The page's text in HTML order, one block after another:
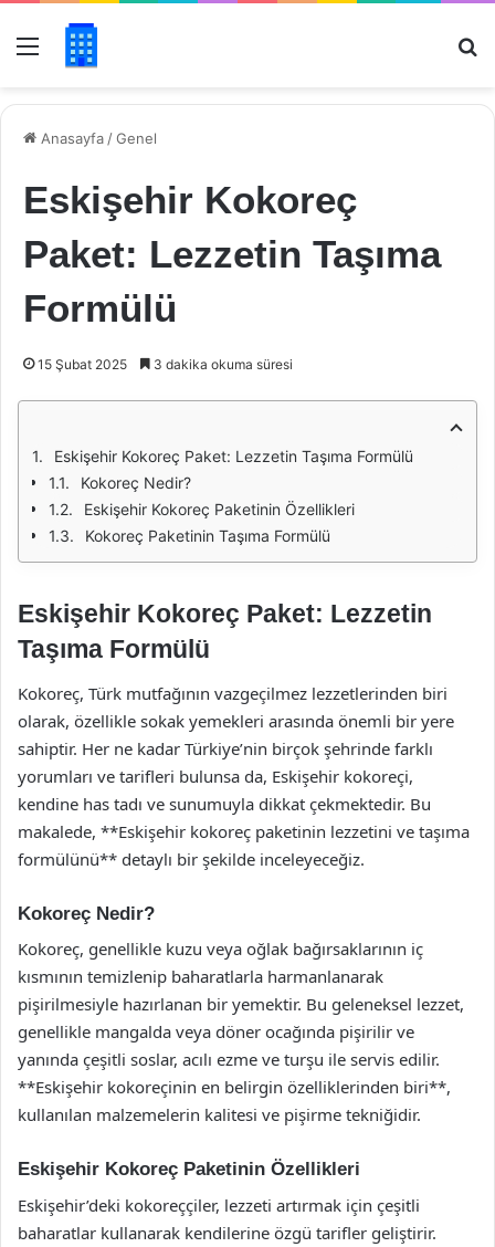
Menü
Anasayfa /Genel
Eskişehir Kokoreç
Paket: Lezzetin Taşıma
Formülü
15 Şubat 2025 3 dakika okuma süresi
Eskişehir Kokoreç Paket: Lezzetin Taşıma Formülü
Kokoreç Nedir?
Eskişehir Kokoreç Paketinin Özellikleri
Kokoreç Paketinin Taşıma Formülü
Eskişehir Kokoreç Paket: Lezzetin
Taşıma Formülü
Kokoreç, Türk mutfağının vazgeçilmez lezzetlerinden biri
olarak, özellikle sokak yemekleri arasında önemli bir yere
sahiptir. Her ne kadar Türkiye’nin birçok şehrinde farklı
yorumları ve tarifleri bulunsa da, Eskişehir kokoreçi,
kendine has tadı ve sunumuyla dikkat çekmektedir. Bu
makalede, **Eskişehir kokoreç paketinin lezzetini ve taşıma
formülünü** detaylı bir şekilde inceleyeceğiz.
Kokoreç Nedir?
Kokoreç, genellikle kuzu veya oğlak bağırsaklarının iç
kısmının temizlenip baharatlarla harmanlanarak
pişirilmesiyle hazırlanan bir yemektir. Bu geleneksel lezzet,
genellikle mangalda veya döner ocağında pişirilir ve
yanında çeşitli soslar, acılı ezme ve turşu ile servis edilir.
**Eskişehir kokoreçinin en belirgin özelliklerinden biri**,
kullanılan malzemelerin kalitesi ve pişirme tekniğidir.
Eskişehir Kokoreç Paketinin Özellikleri
Eskişehir’deki kokoreççiler, lezzeti artırmak için çeşitli
baharatlar kullanarak kendilerine özgü tarifler geliştirir.